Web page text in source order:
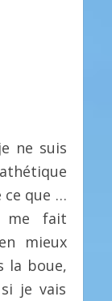
ne suis
que …
me fait
mieux
la boue,
je vais